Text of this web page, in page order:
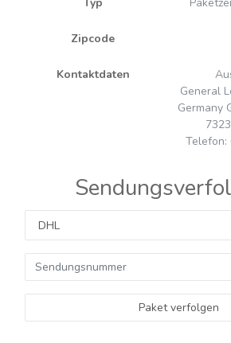
Zipcode
Kontaktdaten
General
Germany
Telefon:
Paket verfolgen